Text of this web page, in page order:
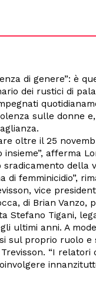
di genere”: è
dei rustici di
sulle donne
oltre il 25
afferma
femminicidio”,
vice
di Brian Vanzo,
Tigani,
ultimi anni. A
sul proprio ruolo
“I